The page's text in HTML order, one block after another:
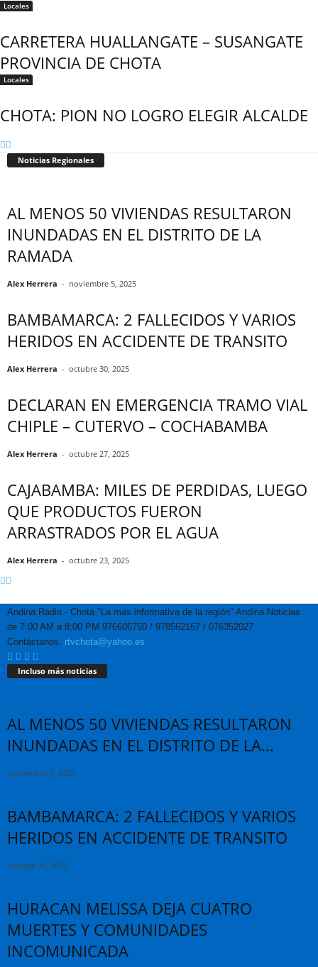
Locales
CARRETERA HUALLANGATE – SUSANGATE
PROVINCIA DE CHOTA
Locales
CHOTA: PION NO LOGRO ELEGIR ALCALDE
Noticias Regionales
AL MENOS 50 VIVIENDAS RESULTARON
INUNDADAS EN EL DISTRITO DE LA
RAMADA
Alex Herrera - noviembre 5, 2025
BAMBAMARCA: 2 FALLECIDOS Y VARIOS
HERIDOS EN ACCIDENTE DE TRANSITO
Alex Herrera - octubre 30, 2025
DECLARAN EN EMERGENCIA TRAMO VIAL
CHIPLE – CUTERVO – COCHABAMBA
Alex Herrera - octubre 27, 2025
CAJABAMBA: MILES DE PERDIDAS, LUEGO
QUE PRODUCTOS FUERON
ARRASTRADOS POR EL AGUA
Alex Herrera - octubre 23, 2025
Andina Radio - Chota "La mas informativa de la región" Andina Noticias
de 7:00 AM a 8:00 PM 976606750 / 978562167 / 076352027
Contáctanos: rtvchota@yahoo.es
Incluso más noticias
AL MENOS 50 VIVIENDAS RESULTARON
INUNDADAS EN EL DISTRITO DE LA...
noviembre 5, 2025
BAMBAMARCA: 2 FALLECIDOS Y VARIOS
HERIDOS EN ACCIDENTE DE TRANSITO
octubre 30, 2025
HURACAN MELISSA DEJA CUATRO
MUERTES Y COMUNIDADES
INCOMUNICADA